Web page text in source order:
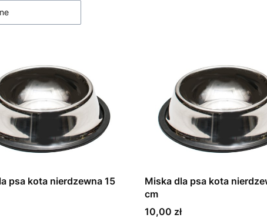
psa kota nierdzewna 15
Miska dla psa kota
cm
Cena
10,00 zł